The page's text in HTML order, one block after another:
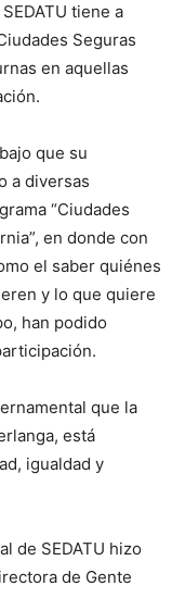
tiene a
Seguras
en aquellas
que su
a diversas
“Ciudades
en donde con
el saber quiénes
y lo que quiere
han podido
que la
está
igualdad y
de SEDATU hizo
de Gente